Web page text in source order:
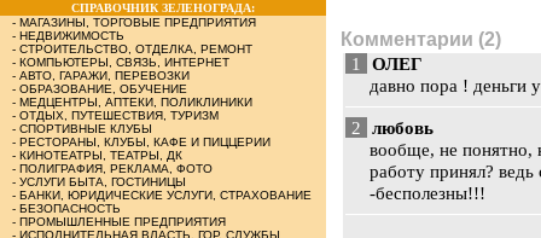
СПРАВОЧНИК ЗЕЛЕНОГРАДА:
- МАГАЗИНЫ, ТОРГОВЫЕ ПРЕДПРИЯТИЯ
- НЕДВИЖИМОСТЬ
- СТРОИТЕЛЬСТВО, ОТДЕЛКА, РЕМОНТ
- КОМПЬЮТЕРЫ, СВЯЗЬ, ИНТЕРНЕТ
- АВТО, ГАРАЖИ, ПЕРЕВОЗКИ
- ОБРАЗОВАНИЕ, ОБУЧЕНИЕ
- МЕДЦЕНТРЫ, АПТЕКИ, ПОЛИКЛИНИКИ
- ОТДЫХ, ПУТЕШЕСТВИЯ, ТУРИЗМ
- СПОРТИВНЫЕ КЛУБЫ
- РЕСТОРАНЫ, КЛУБЫ, КАФЕ И ПИЦЦЕРИИ
- КИНОТЕАТРЫ, ТЕАТРЫ, ДК
- ПОЛИГРАФИЯ, РЕКЛАМА, ФОТО
- УСЛУГИ БЫТА, ГОСТИНИЦЫ
- БАНКИ, ЮРИДИЧЕСКИЕ УСЛУГИ, СТРАХОВАНИЕ
- БЕЗОПАСНОСТЬ
- ПРОМЫШЛЕННЫЕ ПРЕДПРИЯТИЯ
- ИСПОЛНИТЕЛЬНАЯ ВЛАСТЬ, ГОР. СЛУЖБЫ
Комментарии (2)
1
ОЛЕГ
давно пора ! деньги
2 любовь
вообще, не понятно,
работу принял?
-бесполезны!!!